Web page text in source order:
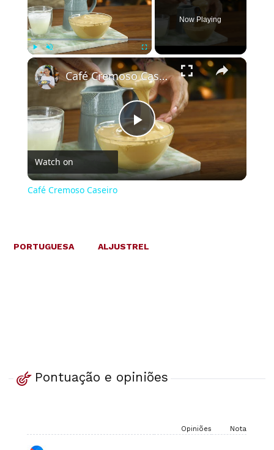
Play Unmute Fullscreen
Now Playing
×
Play
Video
Café Cremoso Caseiro
Watch on
Café Cremoso Caseiro
PORTUGUESA ALJUSTREL
Pontuação e opiniões
Opiniões Nota